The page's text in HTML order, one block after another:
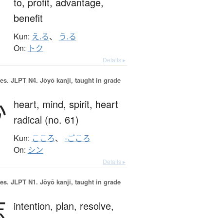
benefit
Kun: え.る、 う.る
On: トク
Details ▸
JLPT N4. Jōyō kanji, taught in grade
heart, mind, spirit, heart
radical (no. 61)
Kun: こころ、 -ごころ
On: シン
Details ▸
JLPT N1. Jōyō kanji, taught in grade
intention, plan, resolve,